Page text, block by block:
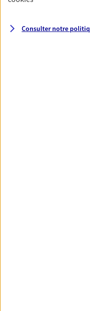
Pour un avenir
contrat
Consulter notre